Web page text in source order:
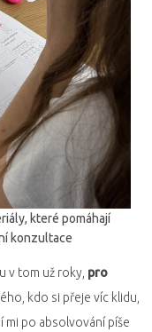
které pomáhají
konzultace
v tom už roky, pro
kdo si přeje víc klidu,
po absolvování píše